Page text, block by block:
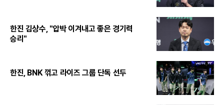
한진 김상수, "압박 이겨내고 좋은 경기력
승리"
한진, BNK 꺾고 라이즈 그룹 단독 선두